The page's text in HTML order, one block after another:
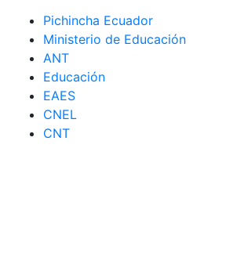
Pichincha Ecuador
Ministerio de Educación
ANT
Educación
EAES
CNEL
CNT